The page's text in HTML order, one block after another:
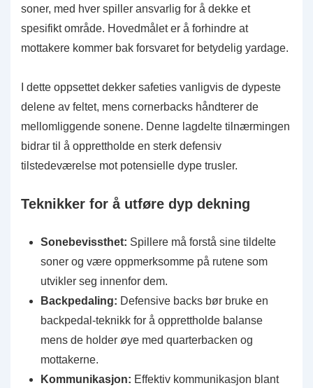
soner, med hver spiller ansvarlig for å dekke et
spesifikt område. Hovedmålet er å forhindre at
mottakere kommer bak forsvaret for betydelig yardage.
I dette oppsettet dekker safeties vanligvis de dypeste
delene av feltet, mens cornerbacks håndterer de
mellomliggende sonene. Denne lagdelte tilnærmingen
bidrar til å opprettholde en sterk defensiv
tilstedeværelse mot potensielle dype trusler.
Teknikker for å utføre dyp dekning
Sonebevissthet: Spillere må forstå sine tildelte
soner og være oppmerksomme på rutene som
utvikler seg innenfor dem.
Backpedaling: Defensive backs bør bruke en
backpedal-teknikk for å opprettholde balanse
mens de holder øye med quarterbacken og
mottakerne.
Kommunikasjon: Effektiv kommunikasjon blant